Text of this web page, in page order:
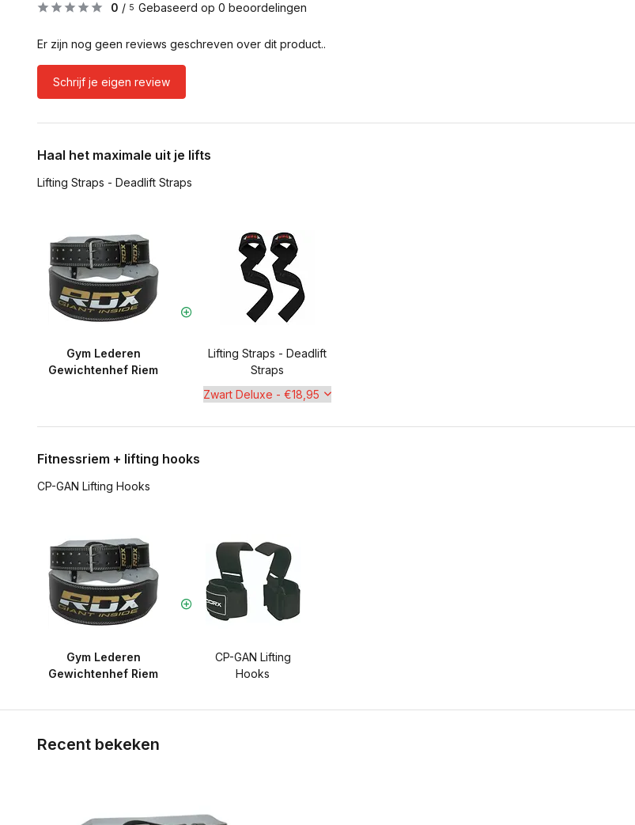
0 / 5 Gebaseerd op 0 beoordelingen
Er zijn nog geen reviews geschreven over dit product..
Schrijf je eigen review
Haal het maximale uit je lifts
Lifting Straps - Deadlift Straps
Gym Lederen
Gewichtenhef Riem
Lifting Straps - Deadlift
Straps
Fitnessriem + lifting hooks
CP-GAN Lifting Hooks
Gym Lederen
Gewichtenhef Riem
CP-GAN Lifting
Hooks
Recent bekeken